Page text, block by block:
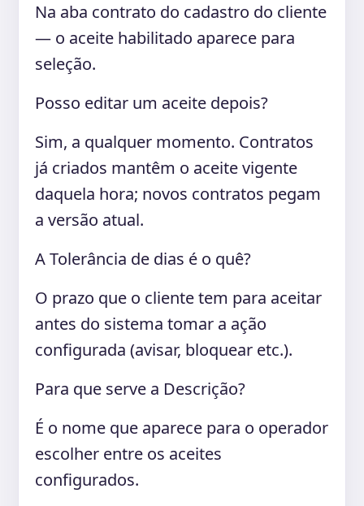
Na aba contrato do cadastro do cliente
— o aceite habilitado aparece para
seleção.
Posso editar um aceite depois?
Sim, a qualquer momento. Contratos
já criados mantêm o aceite vigente
daquela hora; novos contratos pegam
a versão atual.
A Tolerância de dias é o quê?
O prazo que o cliente tem para aceitar
antes do sistema tomar a ação
configurada (avisar, bloquear etc.).
Para que serve a Descrição?
É o nome que aparece para o operador
escolher entre os aceites
configurados.